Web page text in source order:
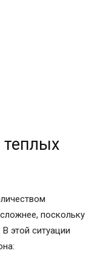
теплых
поскольку
этой ситуации